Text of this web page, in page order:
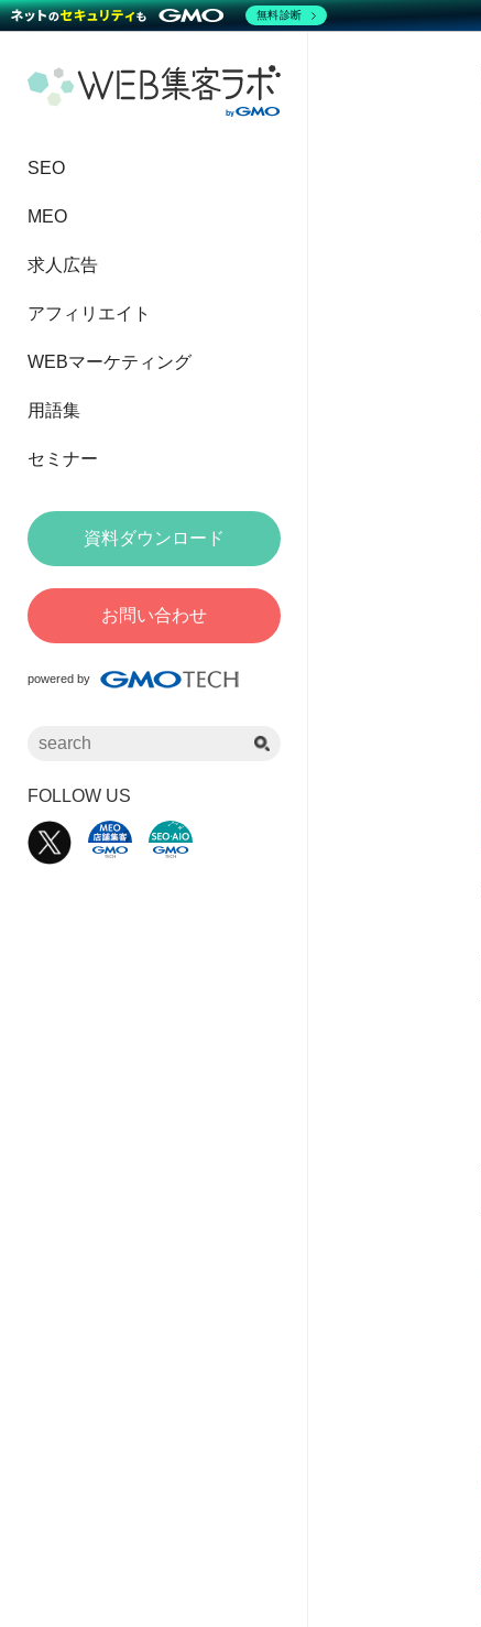
SEO
MEO
求人広告
アフィリエイト
WEBマーケティング
用語集
セミナー
資料ダウンロード
お問い合わせ
powered by
FOLLOW US
無料診断